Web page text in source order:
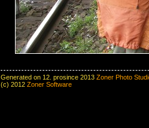
Generated on 12. prosince 2013 Zoner Photo
(c) 2012 Zoner Software